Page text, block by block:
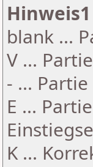
Hinweis1
blank ...
V ...
- ...
E ...
K ...